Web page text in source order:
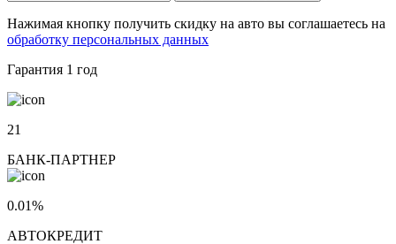
Нажимая кнопку получить скидку на авто вы соглашаетесь на
обработку персональных данных
Гарантия 1 год
21
БАНК-ПАРТНЕР
0.01%
АВТОКРЕДИТ